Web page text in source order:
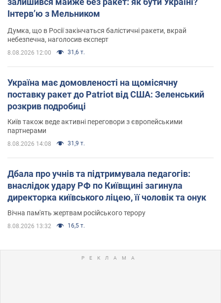
Інтерв’ю з Мельником
Думка, що в Росії закінчаться балістичні ракети, вкрай
небезпечна, наголосив експерт
8.08.2026 12:00 31,6 т.
Україна має домовленості на щомісячну
поставку ракет до Patriot від США: Зеленський
розкрив подробиці
Київ також веде активні переговори з європейськими
партнерами
8.08.2026 14:08 31,9 т.
Дбала про учнів та підтримувала педагогів:
внаслідок удару РФ по Київщині загинула
директорка київського ліцею, її чоловік та онук
Вічна пам'ять жертвам російського терору
8.08.2026 13:32 16,5 т.